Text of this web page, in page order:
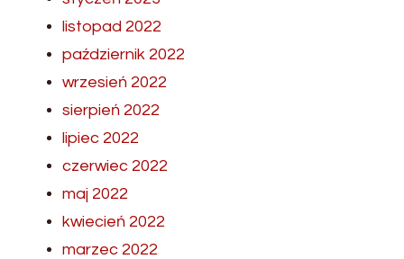
listopad 2022
październik 2022
wrzesień 2022
sierpień 2022
lipiec 2022
czerwiec 2022
maj 2022
kwiecień 2022
marzec 2022